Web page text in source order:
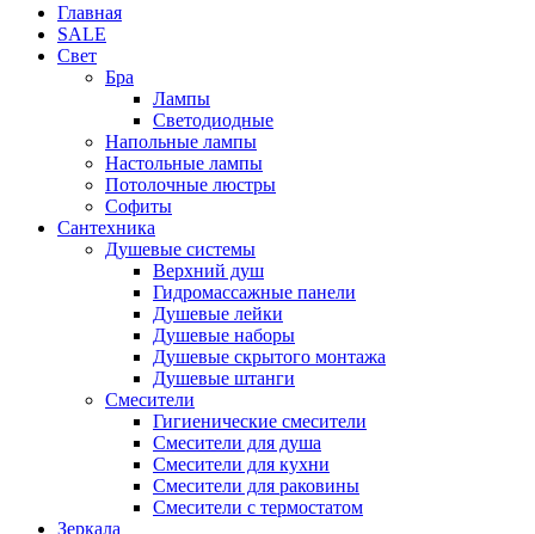
Главная
SALE
Свет
Бра
Лампы
Светодиодные
Напольные лампы
Настольные лампы
Потолочные люстры
Софиты
Сантехника
Душевые системы
Верхний душ
Гидромассажные панели
Душевые лейки
Душевые наборы
Душевые скрытого монтажа
Душевые штанги
Смесители
Гигиенические смесители
Смесители для душа
Смесители для кухни
Смесители для раковины
Смесители с термостатом
Зеркала